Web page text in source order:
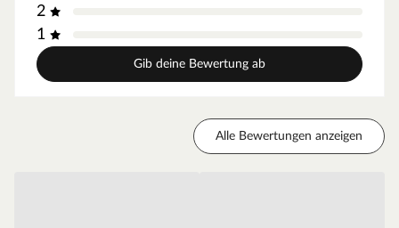
Diese Gummimatte besteht aus Naturkautschuk, einem
nachwachsenden und recycelbaren Naturprodukt. Somit
ressourcenschonend. Bei der Herstellung von
Naturgummi werden pflanzenbasierte elastische
Polymere durch Vulkanisierung zu Gummi verarbeitet,
2
1
Gib deine Bewertung ab
Alle Bewertungen anzeigen